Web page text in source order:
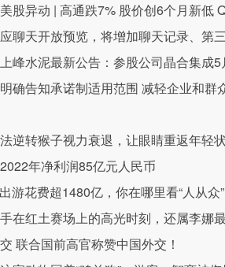
股异动 | 高通跌7% 股价创6个月新低
聊天开放预览，将增加聊天记录、第
峰水泥最新公告：参股公司晶合集成
确告知承诺制适用范围 减轻企业和
逆转猴子视力衰退，让眼睛重返年轻
年净利润85亿元人民币
游花费超1480亿，你在哪里看“人从众”
在红土赛场上的高光时刻，还属李娜
联合国前高官称赞中国外交！